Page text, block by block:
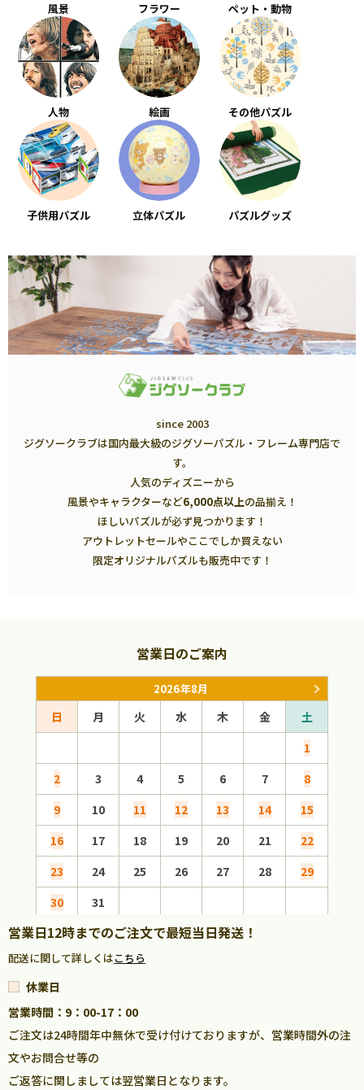
風景 フラワー ペット・動物
人物 絵画 その他パズル
子供用パズル 立体パズル パズルグッズ
since 2003
ジグソークラブは国内最大級のジグソーパズル・フレーム専門店で
す。
人気のディズニーから
風景やキャラクターなど6,000点以上の品揃え！
ほしいパズルが必ず見つかります！
アウトレットセールやここでしか買えない
限定オリジナルパズルも販売中です！
営業日のご案内
2026年8月
日 月 火 水 木 金
土
1
2
3 4 5 6 7
8
9
10 11 12 13 14
15
16
17 18 19 20 21
22
23
24 25 26 27 28
29
30
31
営業日12時までのご注文で最短当日発送！
配送に関して詳しくはこちら
休業日
営業時間：9：00-17：00
ご注文は24時間年中無休で受け付けておりますが、営業時間外の注
文やお問合せ等の
ご返答に関しましては翌営業日となります。